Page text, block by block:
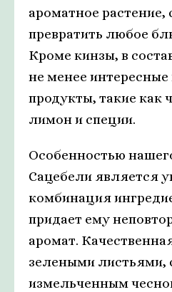
ароматное растение,
превратить любое
Кроме кинзы, в
не менее
продукты, такие как
лимон и специи.
Особенностью
Сацебели является
комбинация
придает ему
аромат.
зелеными листьями,
измельченным